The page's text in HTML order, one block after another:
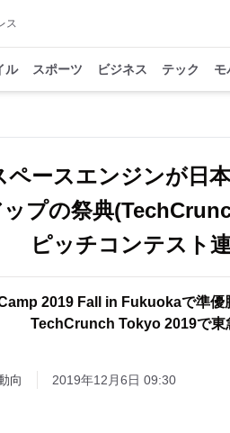
ス
ル スポーツ ビジネス テック モ
ペースエンジンが日
プの祭典
ピッチコンテスト
2019 Fall in Fukuokaで準優
TechCrunch Tokyo 2019で東
向 2019年12月6日 09:30